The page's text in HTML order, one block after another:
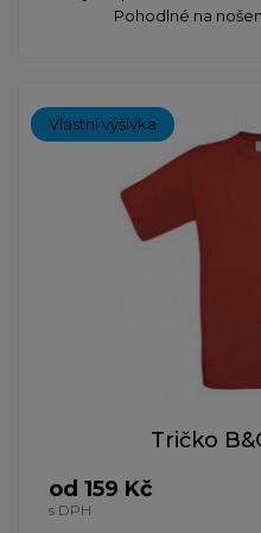
Pohodlné na
Vlastní výšivka
Tričko
od 159 Kč
s DPH